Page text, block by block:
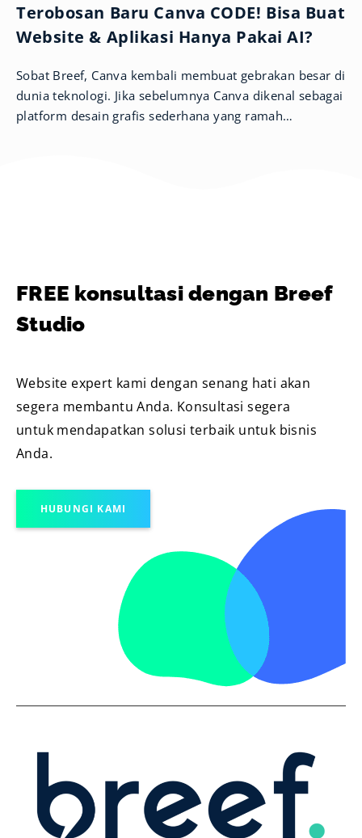
Terobosan Baru Canva CODE! Bisa Buat
Website & Aplikasi Hanya Pakai AI?
Sobat Breef, Canva kembali membuat gebrakan besar di
dunia teknologi. Jika sebelumnya Canva dikenal sebagai
platform desain grafis sederhana yang ramah
FREE konsultasi dengan Breef
Studio
Website expert kami dengan senang hati akan
segera membantu Anda. Konsultasi segera
untuk mendapatkan solusi terbaik untuk bisnis
Anda.
HUBUNGI KAMI